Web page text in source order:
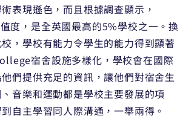
表現遜色，而且根據調查顯示，
度，是全英國最高的5%學校之一。換
，學校有能力令學生的能力得到顯著
宿舍設施多樣化，學校會在國際
們提供充足的資訊，讓他們對宿舍生
音樂和運動都是學校主要發展的項
自主學習同人際溝通，一舉兩得。